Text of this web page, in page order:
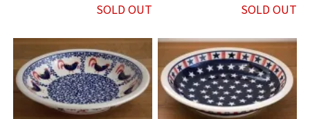
SOLD OUT SOLD OUT